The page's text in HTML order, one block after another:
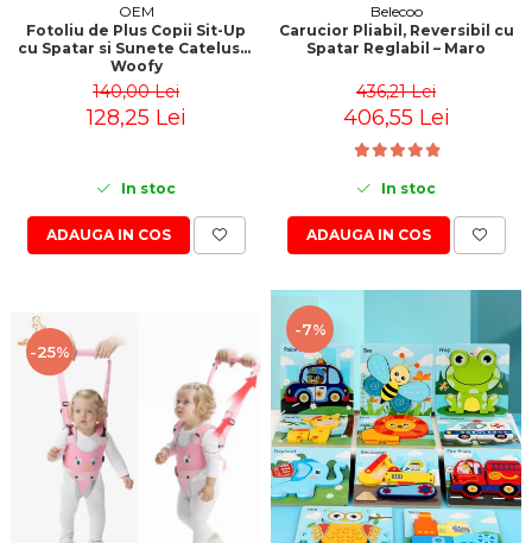
OEM
Fotoliu de Plus Copii Sit-Up
cu Spatar si Sunete Catelusul
Woofy
140,00 Lei
128,25 Lei
In stoc
ADAUGA IN COS
Belecoo
Carucior Pliabil, Reversibil cu
Spatar Reglabil – Maro
436,21 Lei
406,55 Lei
In stoc
ADAUGA IN COS
-25%
-7%